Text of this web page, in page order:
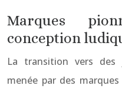
Marques
conception
La transition vers des
menée par des